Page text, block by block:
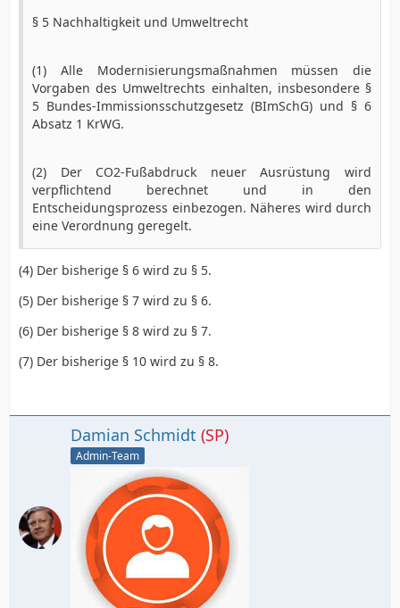
§ 5 Nachhaltigkeit und Umweltrecht
(1) Alle Modernisierungsmaßnahmen müssen die
Vorgaben des Umweltrechts einhalten, insbesondere §
5 Bundes-Immissionsschutzgesetz (BImSchG) und § 6
Absatz 1 KrWG.
(2) Der CO2-Fußabdruck neuer Ausrüstung wird
verpflichtend berechnet und in den
Entscheidungsprozess einbezogen. Näheres wird durch
eine Verordnung geregelt.
(4) Der bisherige § 6 wird zu § 5.
(5) Der bisherige § 7 wird zu § 6.
(6) Der bisherige § 8 wird zu § 7.
(7) Der bisherige § 10 wird zu § 8.
Damian Schmidt (SP)
Admin-Team